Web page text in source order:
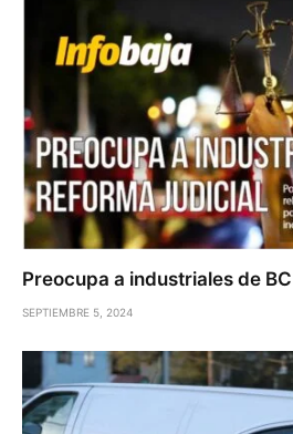
Preocupa a industriales de
SEPTIEMBRE 5, 2024